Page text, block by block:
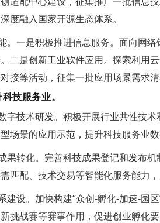
度融入国家开源生态体系。
。一是积极推进信息服务。面向网
二是创新工业软件应用。探索利用
接等活动，征集一批应用场景需求
技服务业。
字技术研发。积极开展行业共性技
场景的应用示范，提升科技服务业
果转化。完善科技成果登记和发布
匹配、技术交易等智能化服务能力
建设。加快构建“众创-孵化-加速-园
挑战赛等赛事作用，促进创业孵化